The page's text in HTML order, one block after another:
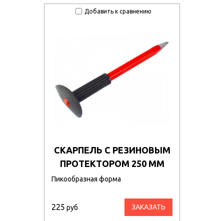
Добавить к сравнению
СКАРПЕЛЬ С РЕЗИНОВЫМ
ПРОТЕКТОРОМ 250 ММ
Пикообразная форма
225 руб ЗАКАЗАТЬ